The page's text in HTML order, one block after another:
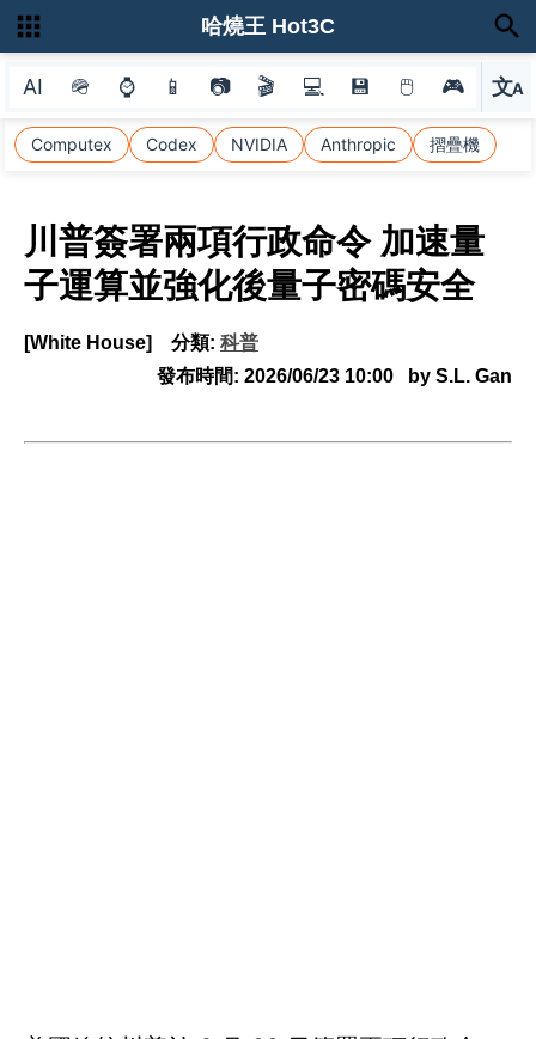
AI 🪖 ⌚ 📱 📷 🎬 💻 💾 🖱 🎮 文A
選
Computex Codex NVIDIA Anthropic 摺疊機
哈燒王 Hot3C
川普簽署兩項行政命令 加速量
子運算並強化後量子密碼安全
[White House] 分類: 科普
發布時間: 2026/06/23 10:00 by S.L. Gan